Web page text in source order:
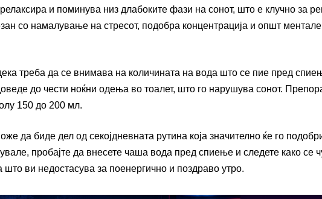
и поминува низ длабоките фази на сонот, што е клучно за
со намалување на стресот, подобра концентрација и општ
треба да се внимава на количината на вода што се пие пред
до чести ноќни одења во тоалет, што го нарушува сонот.
150 до 200 мл.
да биде дел од секојдневната рутина која значително ќе го
пробајте да внесете чаша вода пред спиење и следете како се
ви недостасува за поенергично и поздраво утро.